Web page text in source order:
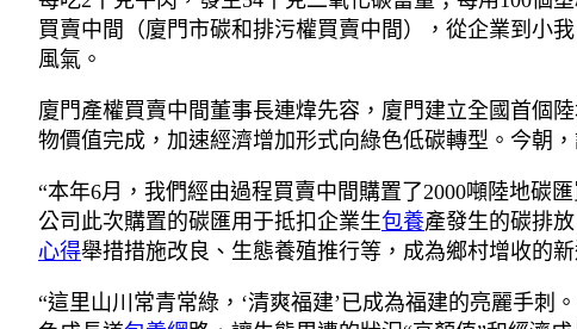
買賣中間（廈門市碳和排污權買賣中間），從企業到小
風氣。
廈門產權買賣中間董事長連煒先容，廈門建立全國首個
物價值完成，加速經濟增加形式向綠色低碳轉型。今朝
“本年6月，我們經由過程買賣中間購置了2000噸陸地碳
公司此次購置的碳匯用于抵扣企業生包養產發生的碳排
心得舉措措施改良、生態養殖推行等，成為鄉村增收的新
“這里山川常青常綠，‘清爽福建’已成為福建的亮麗手